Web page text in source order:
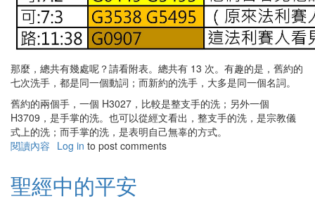
那麼，總共有幾處呢？請看附表。總共有 13 次。有趣的是，舊約的
七次洗手，都是同一個動詞；而新約的洗手，大多是同一個名詞。
舊約的兩個手，一個 H3027，比較是整支手的洗；另外一個
H3709，是手掌的洗。也可以從經文看出，整支手的洗，是宗教儀
式上的洗；而手掌的洗，是表明自己無辜的方式。
閱讀內容 有
經
Log in to post comments
聖經中的平安